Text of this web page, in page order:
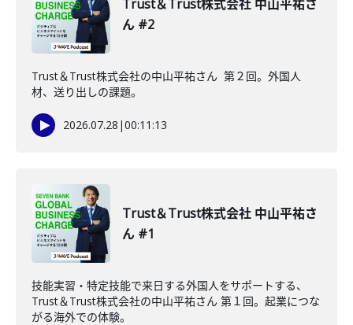
Trust＆Trust株式会社 中山平祐さ
ん #2
Trust＆Trust株式会社の中山平祐さん 第２回。外国人
材、送り出しの課題。
2026.07.28 |00:11:13
Trust＆Trust株式会社 中山平祐さ
ん #1
技能実習・特定技能で来日する外国人をサポートする、
Trust＆Trust株式会社の中山平祐さん 第１回。起業につな
がる海外での体験。